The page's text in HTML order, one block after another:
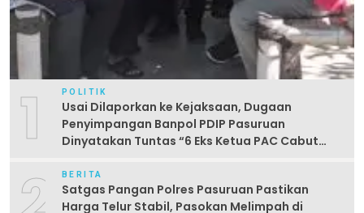
1 POLITIK
Usai Dilaporkan ke Kejaksaan, Dugaan
Penyimpangan Banpol PDIP Pasuruan
Dinyatakan Tuntas “6 Eks Ketua PAC Cabut
BERITA
Satgas Pangan Polres Pasuruan Pastikan
Harga Telur Stabil, Pasokan Melimpah di